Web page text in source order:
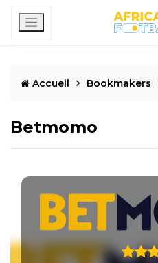
Accueil Bookmakers
Betmomo